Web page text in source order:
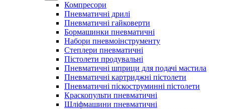
Компресори
Пневматичні дрилі
Пневматичні гайковерти
Бормашинки пневматичні
Набори пневмоінструменту
Степлери пневматичні
Пістолети продувальні
Пневматичні шприци для подачі мастила
Пневматичні картриджні пістолети
Пневматичні піскоструминні пістолети
Краскопульти пневматичні
Шліфмашини пневматичні